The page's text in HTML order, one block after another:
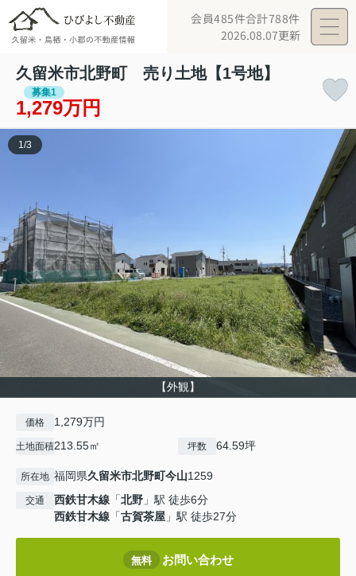
会員485件合計788件
2026.08.07更新
久留米市北野町 売り土地【1号地】
募集1
1,279万円
【外観】
1/3
価格 1,279万円
土地面積213.55㎡ 坪数 64.59坪
所在地 福岡県久留米市北野町今山1259
交通 西鉄甘木線 「北野 」駅 徒歩6分
西鉄甘木線 「古賀茶屋 」駅 徒歩27分
無料 お問い合わせ